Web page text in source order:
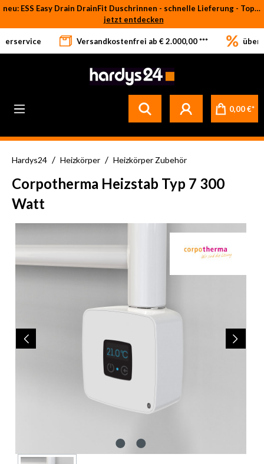
Zum Hauptinhalt springen
neu: ESS Easy Drain DrainFit Duschrinnen - schnelle Lieferung - Top-Preise
jetzt entdecken
Betrifft ausschließlich bei Bestellware-Fliesen: aufgrund der Werksferien in Italien und Spanien kommt es zu Verzögerungen bei der Verladung. Sämtliche Lagerware (sofort verfügbar) sowie alle anderen Produktgruppen versenden wir weiterhin regulär
Versandkostenfrei ab € 2.000,00 *** über
0,00 €*
Hardys24 / Heizkörper / Heizkörper Zubehör
Corpotherma Heizstab Typ 7 300
Watt